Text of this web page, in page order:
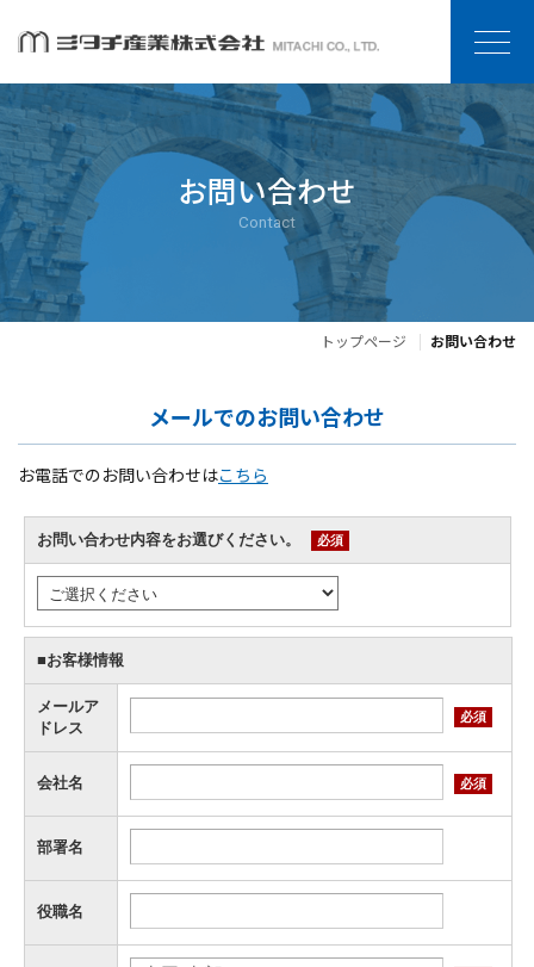
お問い合わせ
Contact
トップページ お問い合わせ
メールでのお問い合わせ
お電話でのお問い合わせはこちら
お問い合わせ内容をお選びください。 必須
■お客様情報
メールア
ドレス
必須
会社名 必須
部署名
役職名